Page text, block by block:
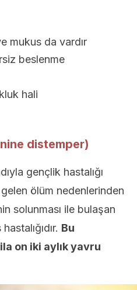
mukus da vardır
beslenme
hali
distemper)
gençlik hastalığı
ölüm nedenlerinden
solunması ile bulaşan
Bu
on iki aylık yavru